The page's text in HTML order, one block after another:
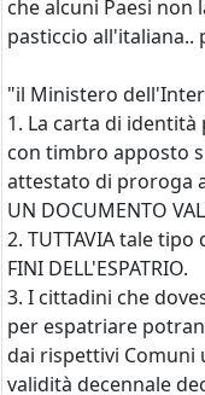
che alcuni Paesi
pasticcio
"il Ministero
1. La carta di
con timbro apposto
attestato di proroga
UN DOCUMENTO
2. TUTTAVIA tale tipo
FINI DELL'ESPATRIO.
3. I cittadini che
per espatriare
dai rispettivi Comuni
validità decennale